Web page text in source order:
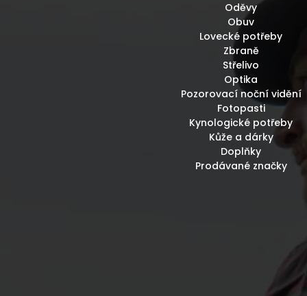
Oděvy
Obuv
Lovecké potřeby
Zbraně
Střelivo
Optika
Pozorovací noční vidění
Fotopasti
Kynologické potřeby
Kůže a dárky
Doplňky
Prodávané značky